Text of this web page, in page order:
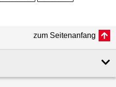
384358.77
zum Seitenanfang